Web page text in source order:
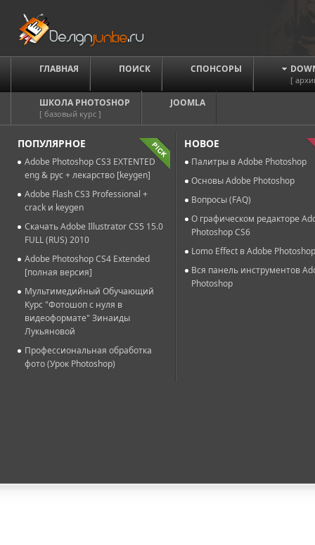
ГЛАВНАЯ ПОИСК СПОНСОРЫ
[
ШКОЛА PHOTOSHOP
[ базовый курс ]
JOOMLA
ПОПУЛЯРНОЕ
Adobe Photoshop CS3 EXTENTED
eng & рус + лекарство [keygen]
Adobe Flash CS3 Professional +
crack и keygen
Скачать Adobe Illustrator CS5 15.0
FULL (RUS) 2010
Adobe Photoshop CS4 Extended
[полная версия]
Мультимедийный Обучающий
Курс "Фотошоп с нуля в
видеоформате" Зинаиды
Лукьяновой
Профессиональная обработка
фото (Урок Photoshop)
НОВОЕ
Палитры в Adobe Photoshop
Основы Adobe Photoshop
Вопросы (FAQ)
О графическом редакторе
Photoshop CS6
Lomo Effect в Adobe
Вся панель инструментов
Photoshop